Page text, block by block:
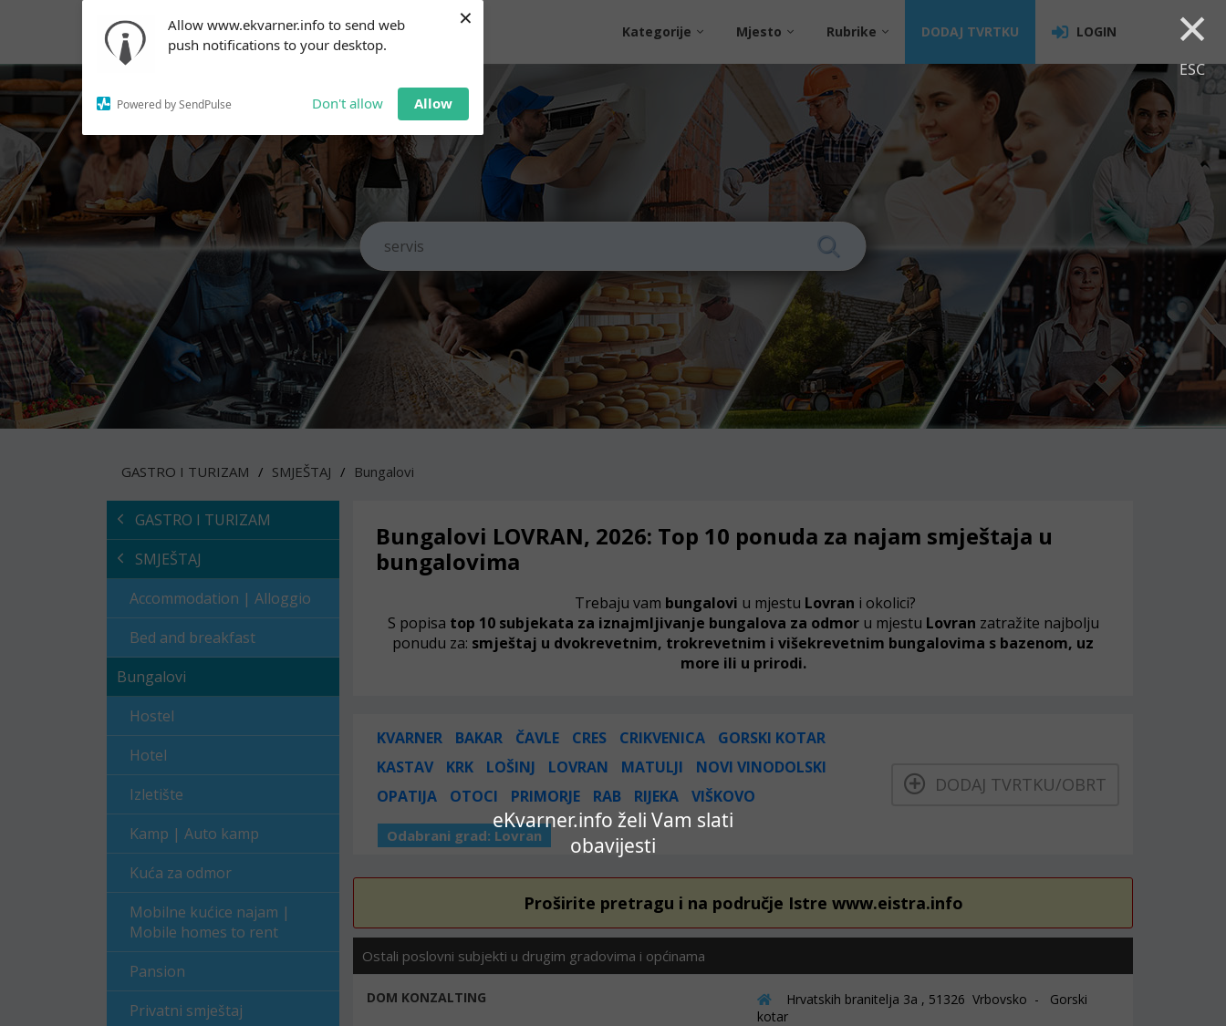
Allow www.ekvarner.info to send web
push notifications to your desktop.
Powered by SendPulse Don't allow Allow
× ×
ESC
eKvarner.info želi Vam slati
obavijesti
notifications!
To enable permission prompts, click
on the notification icon
Kategorije Mjesto Rubrike DODAJ TVRTKU LOGIN
GASTRO I TURIZAM SMJEŠTAJ Bungalovi
GASTRO I TURIZAM
SMJEŠTAJ
Accommodation | Alloggio
Bed and breakfast
Bungalovi
Hostel
Hotel
Izletište
Kamp | Auto kamp
Kuća za odmor
Mobilne kućice najam |
Mobile homes to rent
Pansion
Privatni smještaj
Bungalovi LOVRAN, 2026: Top 10 ponuda za najam smještaja u
bungalovima
Trebaju vam bungalovi u mjestu Lovran i okolici?
S popisa top 10 subjekata za iznajmljivanje bungalova za odmor u mjestu Lovran zatražite najbolju
ponudu za: smještaj u dvokrevetnim, trokrevetnim i višekrevetnim bungalovima s bazenom, uz
more ili u prirodi.
KVARNER BAKAR ČAVLE CRES CRIKVENICA
GORSKI KOTAR
KASTAV
KRK LOŠINJ LOVRAN MATULJI
NOVI VINODOLSKI
OPATIJA
OTOCI PRIMORJE RAB RIJEKA VIŠKOVO
Odabrani grad: Lovran
DODAJ TVRTKU/OBRT
Proširite pretragu i na područje Istre www.eistra.info
Ostali poslovni subjekti u drugim gradovima i općinama
DOM KONZALTING
Hrvatskih branitelja 3a , 51326 Vrbovsko - Gorski
kotar